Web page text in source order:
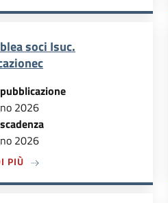
soci Isuc.
2026
2026
PIÙA PROPOSITO DI ASSEMBLEA